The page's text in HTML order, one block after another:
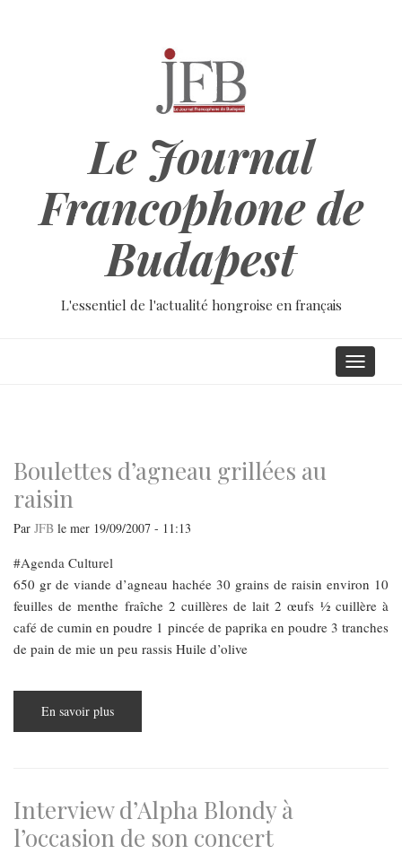
Le Journal
Francophone de
Budapest
L'essentiel de l'actualité hongroise en français
Toggle
Boulettes d’agneau grillées au
raisin
Par JFB le mer 19/09/2007 - 11:13
Agenda Culturel
650 gr de viande d’agneau hachée 30 grains de raisin environ 10
feuilles de menthe fraîche 2 cuillères de lait 2 œufs ½ cuillère à
café de cumin en poudre 1 pincée de paprika en poudre 3 tranches
de pain de mie un peu rassis Huile d’olive
En savoir plus
d’agneau
Interview d’Alpha Blondy à
l’occasion de son concert